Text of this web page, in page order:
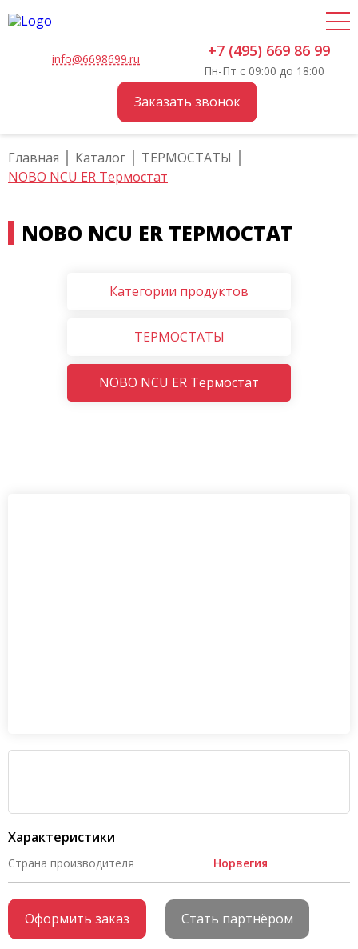
info@6698699.ru +7 (495) 669 86 99
Пн-Пт с 09:00 до 18:00
Заказать звонок
Главная Каталог
ТЕРМОСТАТЫ
NOBO NCU ER Термостат
NOBO NCU ER ТЕРМОСТАТ
Категории продуктов
ТЕРМОСТАТЫ
NOBO NCU ER Термостат
Характеристики
Страна производителя Норвегия
Оформить заказ Стать партнёром